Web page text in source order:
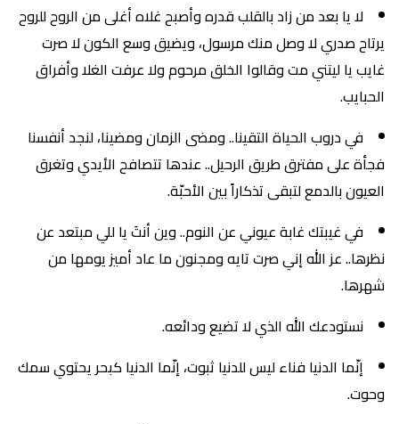
لا يا بعد من زاد بالقلب قدره وأصبح غلاه أغلى من الروح للروح
يرتاح صدري لا وصل منك مرسول، ويضيق وسع الكون لا صرت
غايب يا ليتني مت وقالوا الخلق مرحوم ولا عرفت الغلا وأفراق
الحبايب.
في دروب الحياة التقينا.. ومضى الزمان ومضينا، لنجد أنفسنا
فجأة على مفترق طريق الرحيل.. عندها تتصافح الأيدي وتغرق
العيون بالدمع لتبقى تذكاراً بين الأحبّة.
في غيبتك غابة عيوني عن النوم.. وين أنتَ يا للي مبتعد عن
نظرها.. عز الله إني صرت تايه ومجنون ما عاد أميز يومها من
شهرها.
نستودعك الله الذي لا تضيع ودائعه.
إنّما الدنيا فناء ليس للدنيا ثبوت، إنّما الدنيا كبحر يحتوي سمك
وحوت.